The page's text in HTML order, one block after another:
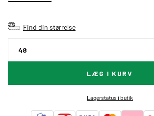
Find din størrelse
48
LÆG I KURV
Lagerstatus i butik